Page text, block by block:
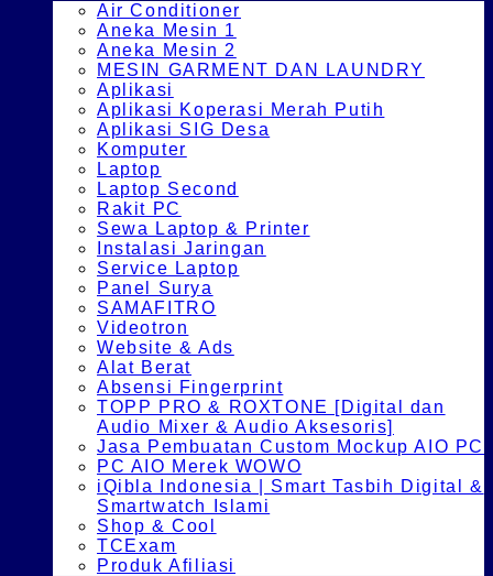
Air Conditioner
Aneka Mesin 1
Aneka Mesin 2
MESIN GARMENT DAN LAUNDRY
Aplikasi
Aplikasi Koperasi Merah Putih
Aplikasi SIG Desa
Komputer
Laptop
Laptop Second
Rakit PC
Sewa Laptop & Printer
Instalasi Jaringan
Service Laptop
Panel Surya
SAMAFITRO
Videotron
Website & Ads
Alat Berat
Absensi Fingerprint
TOPP PRO & ROXTONE [Digital dan
Audio Mixer & Audio Aksesoris]
Jasa Pembuatan Custom Mockup AIO PC
PC AIO Merek WOWO
iQibla Indonesia | Smart Tasbih Digital &
Smartwatch Islami
Shop & Cool
TCExam
Produk Afiliasi